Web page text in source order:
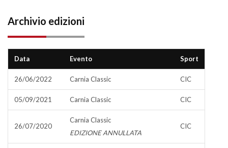
Archivio edizioni
Data Evento Sport
26/06/2022 Carnia Classic CIC
05/09/2021 Carnia Classic CIC
26/07/2020
Carnia Classic
EDIZIONE ANNULLATA
CIC